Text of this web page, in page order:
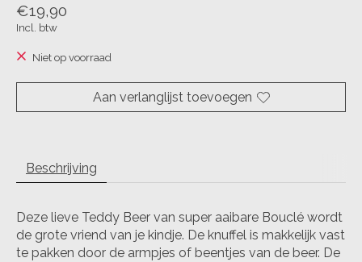
€19,90
Incl. btw
Niet op voorraad
Aan verlanglijst toevoegen
Beschrijving
Deze lieve Teddy Beer van super aaibare Bouclé wordt
de grote vriend van je kindje. De knuffel is makkelijk vast
te pakken door de armpjes of beentjes van de beer. De